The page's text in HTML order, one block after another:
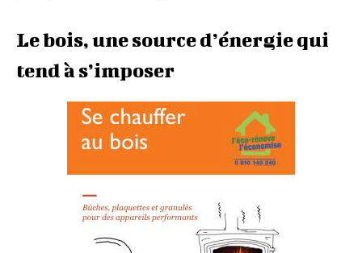
Le bois, une source d’énergie qui
tend à s’imposer